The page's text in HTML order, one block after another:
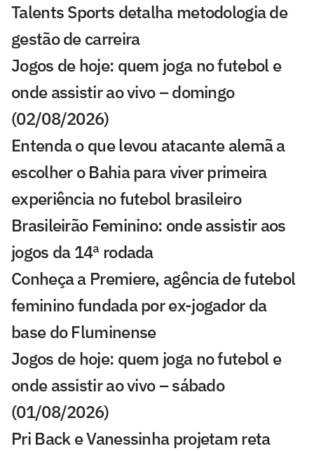
Talents Sports detalha metodologia de
gestão de carreira
Jogos de hoje: quem joga no futebol e
onde assistir ao vivo – domingo
(02/08/2026)
Entenda o que levou atacante alemã a
escolher o Bahia para viver primeira
experiência no futebol brasileiro
Brasileirão Feminino: onde assistir aos
jogos da 14ª rodada
Conheça a Premiere, agência de futebol
feminino fundada por ex-jogador da
base do Fluminense
Jogos de hoje: quem joga no futebol e
onde assistir ao vivo – sábado
(01/08/2026)
Pri Back e Vanessinha projetam reta